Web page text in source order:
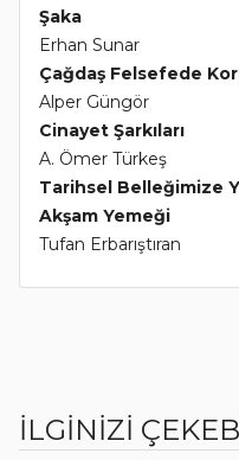
Şaka
Erhan Sunar
Çağdaş Felsefede
Alper Güngör
Cinayet Şarkıları
A. Ömer Türkeş
Tarihsel Belleğimize
Akşam Yemeği
Tufan Erbarıştıran
İLGİNİZİ